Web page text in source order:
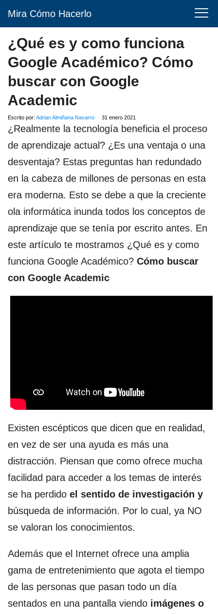
Mira Cómo Hacerlo
¿Qué es y como funciona
Google Académico? Cómo
buscar con Google
Academic
Escrito por: Adrian Almiñana Navarro 31 enero 2021
¿Realmente la tecnología beneficia el proceso
de aprendizaje actual? ¿Es una ventaja o una
desventaja? Estas preguntas han redundado
en la cabeza de millones de personas en esta
era moderna. Esto se debe a que la creciente
ola informática inunda todos los conceptos de
aprendizaje que se tenía por escrito antes. En
este artículo te mostramos ¿Qué es y como
funciona Google Académico? Cómo buscar
con Google Academic
Existen escépticos que dicen que en realidad,
en vez de ser una ayuda es más una
distracción. Piensan que como ofrece mucha
facilidad para acceder a los temas de interés
se ha perdido el sentido de investigación y
búsqueda de información. Por lo cual, ya NO
se valoran los conocimientos.
Además que el Internet ofrece una amplia
gama de entretenimiento que agota el tiempo
de las personas que pasan todo un día
sentados en una pantalla viendo imágenes o